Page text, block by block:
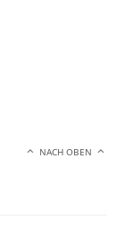
NACH OBEN